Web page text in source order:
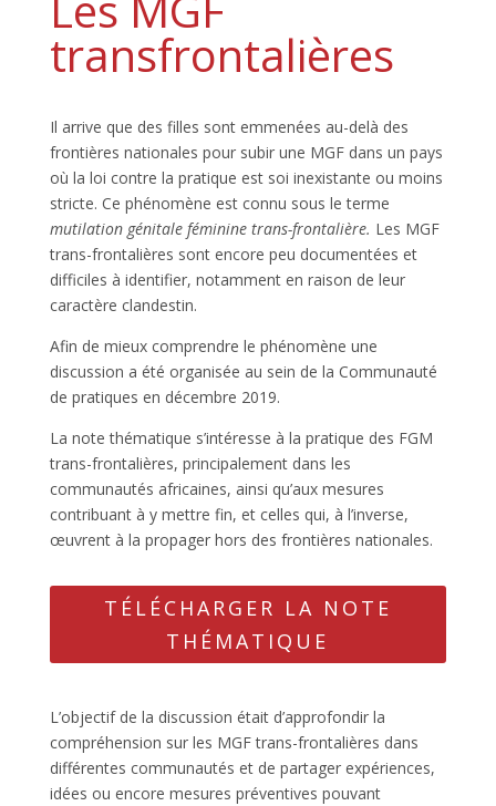
transfrontalières
Il arrive que des filles sont emmenées au-delà des
frontières nationales pour subir une MGF dans un pays
où la loi contre la pratique est soi inexistante ou moins
stricte. Ce phénomène est connu sous le terme
mutilation génitale féminine trans-frontalière. Les MGF
trans-frontalières sont encore peu documentées et
difficiles à identifier, notamment en raison de leur
caractère clandestin.
Afin de mieux comprendre le phénomène une
discussion a été organisée au sein de la Communauté
de pratiques en décembre 2019.
La note thématique s’intéresse à la pratique des FGM
trans-frontalières, principalement dans les
communautés africaines, ainsi qu’aux mesures
contribuant à y mettre fin, et celles qui, à l’inverse,
œuvrent à la propager hors des frontières nationales.
TÉLÉCHARGER LA NOTE
THÉMATIQUE
L’objectif de la discussion était d’approfondir la
compréhension sur les MGF trans-frontalières dans
différentes communautés et de partager expériences,
idées ou encore mesures préventives pouvant